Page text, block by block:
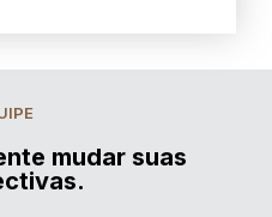
mudar suas